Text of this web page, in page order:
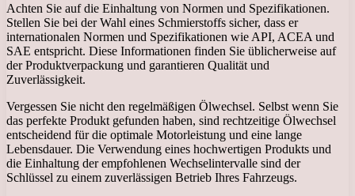
Achten Sie auf die Einhaltung von Normen und Spezifikationen.
Stellen Sie bei der Wahl eines Schmierstoffs sicher, dass er
internationalen Normen und Spezifikationen wie API, ACEA und
SAE entspricht. Diese Informationen finden Sie üblicherweise auf
der Produktverpackung und garantieren Qualität und
Zuverlässigkeit.
Vergessen Sie nicht den regelmäßigen Ölwechsel. Selbst wenn Sie
das perfekte Produkt gefunden haben, sind rechtzeitige Ölwechsel
entscheidend für die optimale Motorleistung und eine lange
Lebensdauer. Die Verwendung eines hochwertigen Produkts und
die Einhaltung der empfohlenen Wechselintervalle sind der
Schlüssel zu einem zuverlässigen Betrieb Ihres Fahrzeugs.